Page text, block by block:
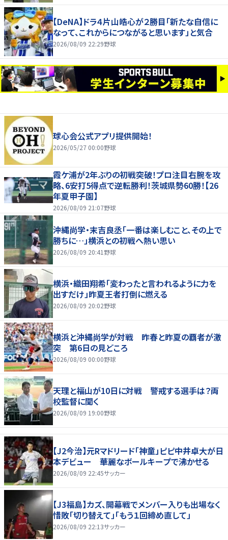
【DeNA】ドラ４片山皓心が２勝目「新たな自信に
なって、これからにつながると思います」と気合
2026/08/09 22:29野球
球心会公式アプリ提供開始！
2026/05/27 00:00野球
霞ケ浦が2年ぶりの初戦突破！プロ注目右腕を攻
略、6安打5得点で逆転勝利！茨城県勢60勝！【26
年夏甲子園】
2026/08/09 21:07野球
沖縄尚学・末吉良丞「一番は楽しむこと、その上で
勝ちに…」横浜との初戦へ熱い思い
2026/08/09 20:41 野球
横浜・織田翔希「変わったと言われるように力を
出すだけ」昨夏王者打倒に燃える
2026/08/09 20:02野球
横浜と沖縄尚学が対戦 昨春と昨夏の覇者が激
突 第6日の見どころ
2026/08/09 00:00野球
天理と福山が10日に対戦 警戒する選手は？両
校監督に聞く
2026/08/09 19:00野球
【J2今治】元Rマドリード「神童」ピピ中井卓大が日
本デビュー 華麗なボールキープで沸かせる
2026/08/09 22:45サッカー
【J3福島】カズ、開幕戦でメンバー入りも出場なく
惜敗「切り替えて」「もう１回締め直して」
2026/08/09 22:13サッカー